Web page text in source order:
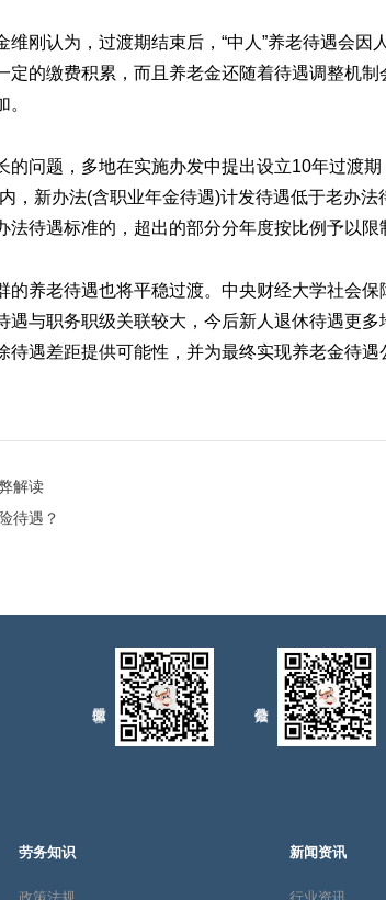
维刚认为，过渡期结束后，“中人”养老待遇会
定的缴费积累，而且养老金还随着待遇调整机
的问题，多地在实施办发中提出设立10年过渡
，新办法(含职业年金待遇)计发待遇低于老办
待遇标准的，超出的部分分年度按比例予以限
的养老待遇也将平稳过渡。中央财经大学社会
遇与职务职级关联较大，今后新人退休待遇更
待遇差距提供可能性，并为最终实现养老金待遇
解读
待遇？
劳务知识 新闻资讯